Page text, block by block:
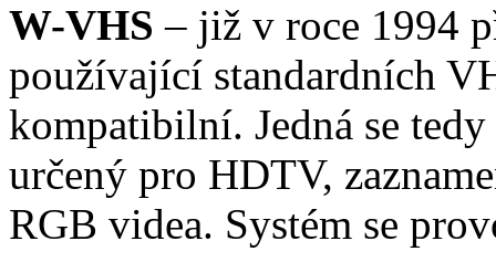
W-VHS – již v roce 1994
používající standardních
kompatibilní. Jedná se
určený pro HDTV,
RGB videa. Systém se